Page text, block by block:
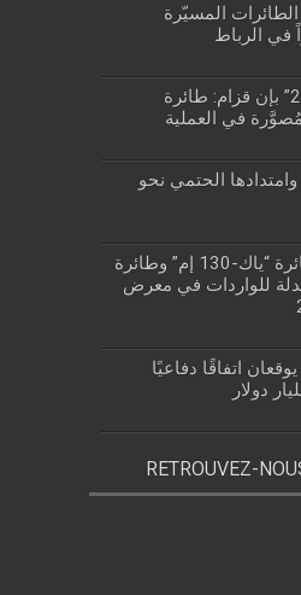
المسيّرة
في الرباط
تمرين “إعصار 2026” بإن قزام: طائرة
في العملية
الحتمي نحو
“روستيخ” تطلق طائرة “ياك-130 إم” وطائرة
للواردات في معرض
اتفاقًا دفاعيًا
RETROUVEZ-